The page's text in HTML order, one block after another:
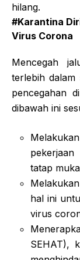
hilang.
#Karantina
Virus Corona
Mencegah
terlebih dalam
pencegahan
dibawah ini
tatap
hal ini
virus
SEHAT),